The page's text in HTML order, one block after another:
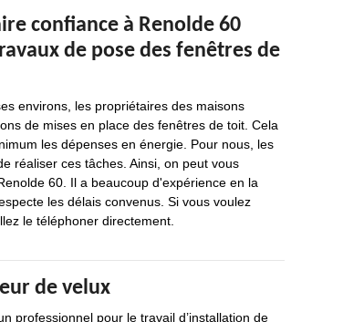
confiance à Renolde 60
de pose des fenêtres de
environs, les propriétaires des maisons
de mises en place des fenêtres de toit. Cela
les dépenses en énergie. Pour nous, les
réaliser ces tâches. Ainsi, on peut vous
60. Il a beaucoup d'expérience en la
les délais convenus. Si vous voulez
le téléphoner directement.
de velux
professionnel pour le travail d’installation de